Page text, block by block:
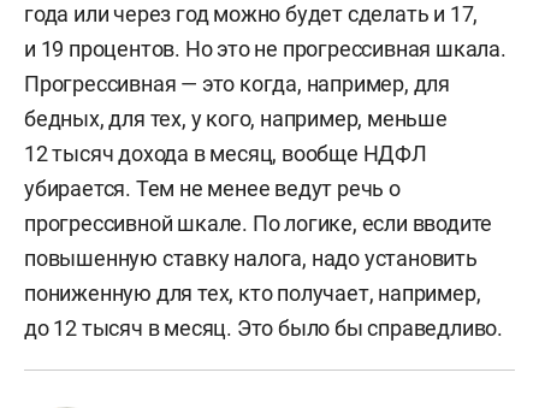
года или через год можно будет сделать и 17,
и 19 процентов. Но это не прогрессивная шкала.
Прогрессивная — это когда, например, для
бедных, для тех, у кого, например, меньше
12 тысяч дохода в месяц, вообще НДФЛ
убирается. Тем не менее ведут речь о
прогрессивной шкале. По логике, если вводите
повышенную ставку налога, надо установить
пониженную для тех, кто получает, например,
до 12 тысяч в месяц. Это было бы справедливо.